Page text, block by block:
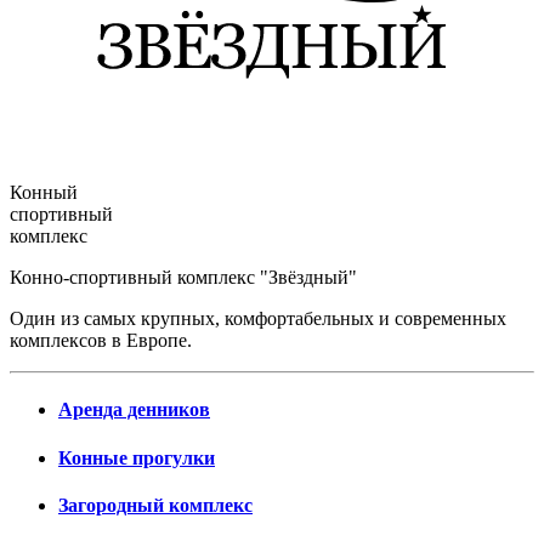
Конный
спортивный
комплекс
Конно-спортивный комплекс "Звёздный"
Один из самых крупных, комфортабельных и современных
комплексов в Европе.
Аренда денников
Конные прогулки
Загородный комплекс